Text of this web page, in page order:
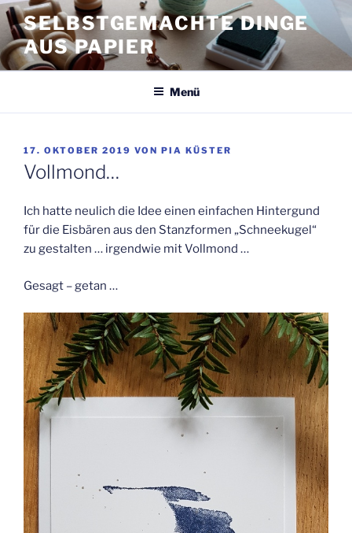
Zum
Inhalt
springen
SELBSTGEMACHTE DINGE
AUS PAPIER
Menü
VERÖFFENTLICHT
AM
17. OKTOBER 2019 VON PIA KÜSTER
Vollmond…
Ich hatte neulich die Idee einen einfachen Hintergund
für die Eisbären aus den Stanzformen „Schneekugel“
zu gestalten … irgendwie mit Vollmond …
Gesagt – getan …